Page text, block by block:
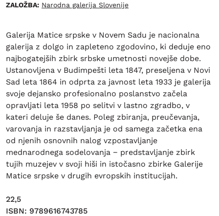
ZALOŽBA: Narodna galerija Slovenije
Galerija Matice srpske v Novem Sadu je nacionalna
galerija z dolgo in zapleteno zgodovino, ki deduje eno
najbogatejših zbirk srbske umetnosti novejše dobe.
Ustanovljena v Budimpešti leta 1847, preseljena v Novi
Sad leta 1864 in odprta za javnost leta 1933 je galerija
svoje dejansko profesionalno poslanstvo začela
opravljati leta 1958 po selitvi v lastno zgradbo, v
kateri deluje še danes. Poleg zbiranja, preučevanja,
varovanja in razstavljanja je od samega začetka ena
od njenih osnovnih nalog vzpostavljanje
mednarodnega sodelovanja − predstavljanje zbirk
tujih muzejev v svoji hiši in istočasno zbirke Galerije
Matice srpske v drugih evropskih institucijah.
22,5
ISBN: 9789616743785